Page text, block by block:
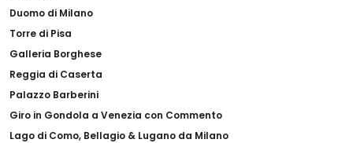
Duomo di Milano
Torre di Pisa
Galleria Borghese
Reggia di Caserta
Palazzo Barberini
Giro in Gondola a Venezia con Commento
Lago di Como, Bellagio & Lugano da Milano